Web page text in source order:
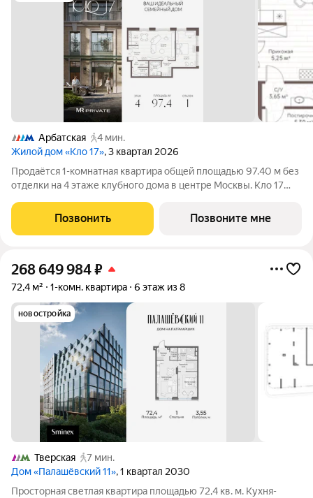
Арбатская
4 мин.
Жилой дом «Кло 17», 3 квартал 2026
Продаётся 1-комнатная квартира общей площадью 97.40 м без
отделки на 4 этаже клубного дома в центре Москвы. Кло 17
Староваганьковском переулке. В проекте 26 квартир
площадью от 97 до 232 м и два пентхауса с
Позвонить Позвоните мне
268 649 984₽
72,4 м² 1-комн. квартира 6 этаж из 8
новостройка
Тверская
7 мин.
Дом «Палашёвский 11», 1 квартал 2030
Просторная светлая квартира площадью 72,4 кв. м. Кухня-